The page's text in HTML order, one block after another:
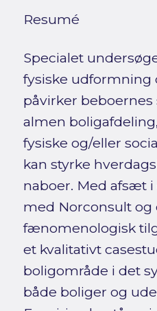
Resumé
Specialet
fysiske udformning
påvirker beboernes
almen
fysiske og/eller
kan styrke
naboer. Med afsæt
med Norconsult og
fænomenologisk
et kvalitativt
boligområde i det
både boliger og